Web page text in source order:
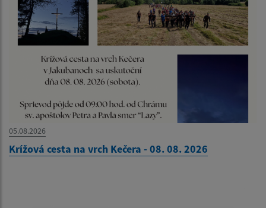
05.08.2026
Krížová cesta na vrch Kečera - 08. 08. 2026